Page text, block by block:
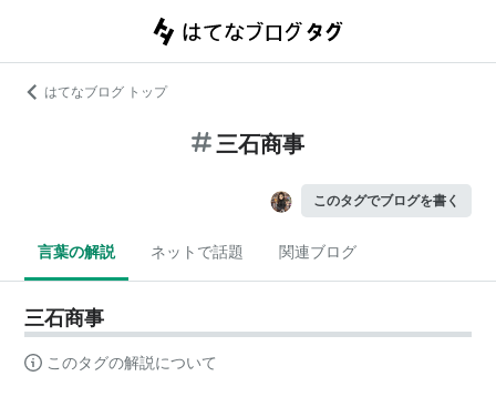
はてなブログ トップ
三石商事
このタグでブログを書く
言葉の解説 ネットで話題 関連ブログ
三石商事
このタグの解説について